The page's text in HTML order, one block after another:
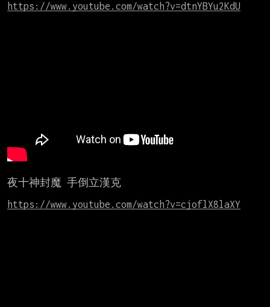
https://www.youtube.com/watch?v=dtnYBYu2KdU
夜十神封魔 手倒立漢克
https://www.youtube.com/watch?v=cjoflX8laXY